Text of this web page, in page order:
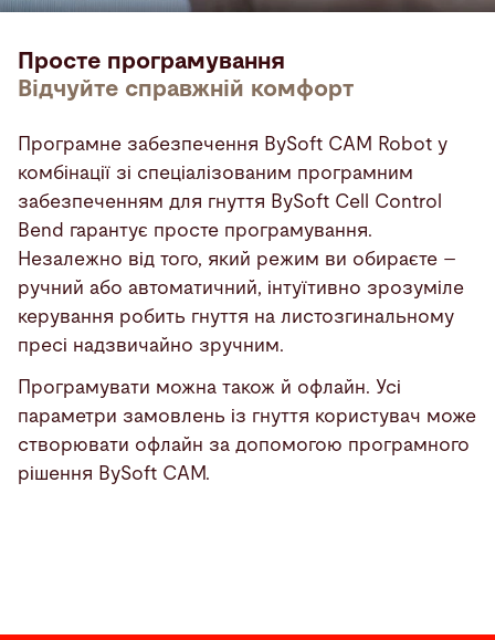
Просте програмування
Відчуйте справжній комфорт
Програмне забезпечення BySoft CAM Robot у
комбінації зі спеціалізованим програмним
забезпеченням для гнуття BySoft Cell Control
Bend гарантує просте програмування.
Незалежно від того, який режим ви обираєте –
ручний або автоматичний, інтуїтивно зрозуміле
керування робить гнуття на листозгинальному
пресі надзвичайно зручним.
Програмувати можна також й офлайн. Усі
параметри замовлень із гнуття користувач може
створювати офлайн за допомогою програмного
рішення BySoft CAM.